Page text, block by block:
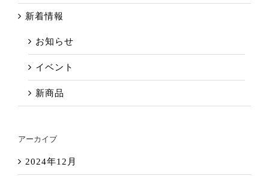
新着情報
お知らせ
イベント
新商品
アーカイブ
2024年12月